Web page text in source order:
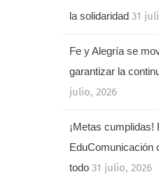
la solidaridad 31
Fe y Alegría se
garantizar la
julio, 2026
¡Metas cumplidas!
EduComunicación
todo 31 julio, 2026